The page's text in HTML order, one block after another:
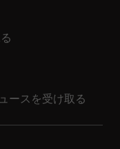
ースを受け取る